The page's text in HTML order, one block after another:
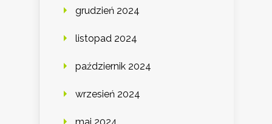
grudzień 2024
listopad 2024
październik 2024
wrzesień 2024
maj 2024